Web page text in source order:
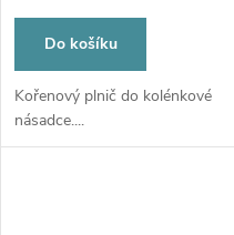
Do košíku
Kořenový plnič do kolénkové
násadce....